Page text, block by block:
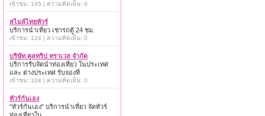
เข้าชม: 145 | ความคิดเห็น: 0
สไมล์ไทยทัวร์
บริการนำเที่ยว เช่ารถตู้ 24 ชม.
เข้าชม: 124 | ความคิดเห็น: 0
บริษัท คูลทริป ทราเวล จำกัด
บริการรับจัดนำท่องเที่ยว ในประเทศ
และ ต่างประเทศ รับจองที่
เข้าชม: 104 | ความคิดเห็น: 0
ทัวร์กันเอง
"ทัวร์กันเอง" บริการนำเที่ยว จัดทัวร์